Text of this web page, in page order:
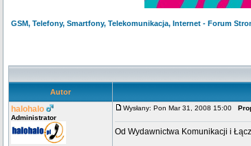
GSM, Telefony, Smartfony, Telekomunikacja, Internet - Forum
Autor
halohalo
Administrator
Wysłany: Pon Mar 31, 2008 15:00
Od Wydawnictwa Komunikacji i